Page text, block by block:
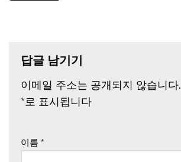
답글 남기기
이메일 주소는 공개되지 않습니다.
*로 표시됩니다
이름 *